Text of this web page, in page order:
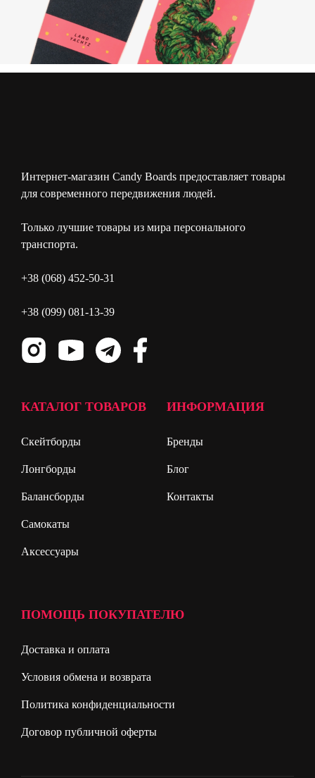
Интернет-магазин Candy Boards предоставляет товары
для современного передвижения людей.
Только лучшие товары из мира персонального
транспорта.
+38 (068) 452-50-31
+38 (099) 081-13-39
КАТАЛОГ ТОВАРОВ
Скейтборды
Лонгборды
Балансборды
Самокаты
Аксессуары
ИНФОРМАЦИЯ
Бренды
Блог
Контакты
ПОМОЩЬ ПОКУПАТЕЛЮ
Доставка и оплата
Условия обмена и возврата
Политика конфиденциальности
Договор публичной оферты